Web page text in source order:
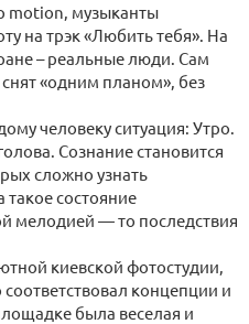
motion, музыканты
на трэк «Любить тебя». На
– реальные люди. Сам
«одним планом», без
человеку ситуация: Утро.
Сознание становится
сложно узнать
такое состояние
мелодией — то последствия
киевской фотостудии,
концепции и
была веселая и